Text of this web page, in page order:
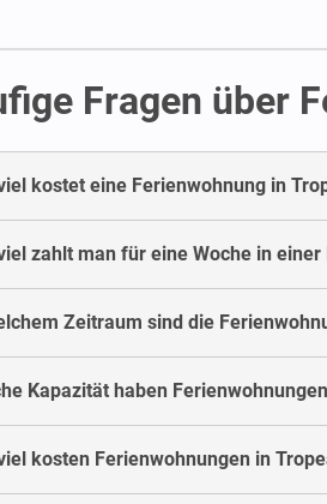
Fragen über
kostet eine Ferienwohnung in
zahlt man für eine Woche in
Zeitraum sind die
Kapazität haben
kosten Ferienwohnungen in